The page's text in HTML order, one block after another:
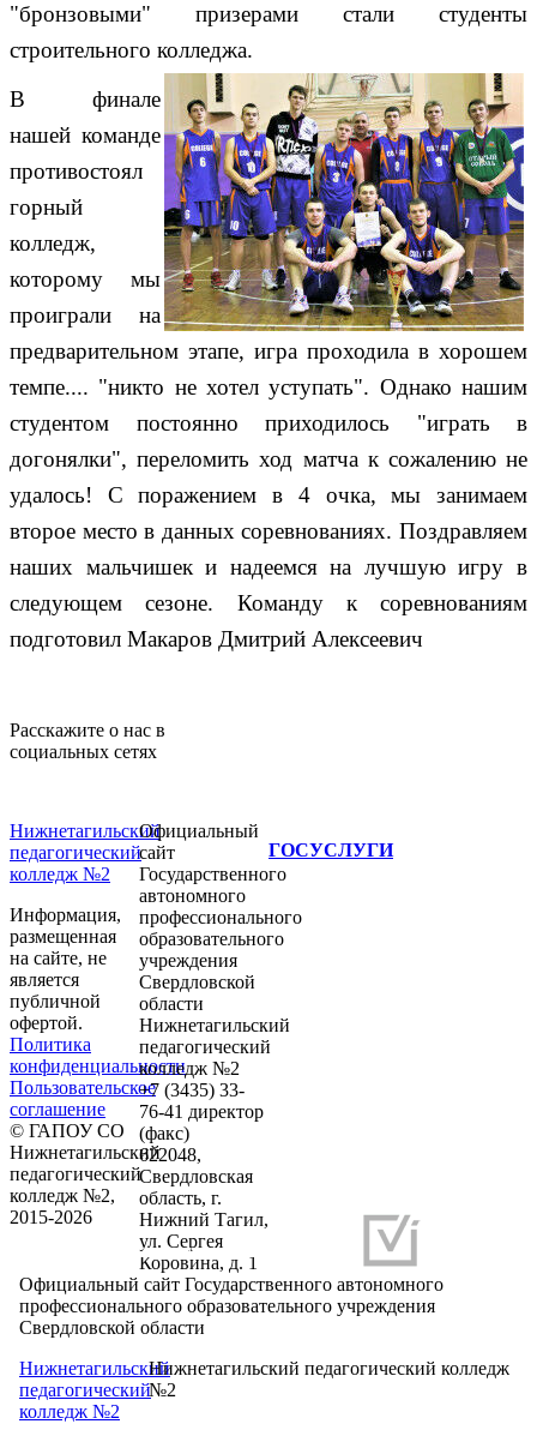
"бронзовыми" призерами стали студенты
строительного колледжа.
В финале
нашей команде
противостоял
горный
колледж,
которому мы
проиграли на
предварительном этапе, игра проходила в хорошем
темпе.... "никто не хотел уступать". Однако нашим
студентом постоянно приходилось "играть в
догонялки", переломить ход матча к сожалению не
удалось! С поражением в 4 очка, мы занимаем
второе место в данных соревнованиях. Поздравляем
наших мальчишек и надеемся на лучшую игру в
следующем сезоне. Команду к соревнованиям
подготовил Макаров Дмитрий Алексеевич
Расскажите о нас в
социальных сетях
Нижнетагильский
педагогический
колледж №2
Информация,
размещенная
на сайте, не
является
публичной
офертой.
Политика
конфиденциальности
Пользовательское
соглашение
© ГАПОУ СО
Нижнетагильский
педагогический
колледж №2,
2015-2026
Официальный
сайт
Государственного
автономного
профессионального
образовательного
учреждения
Свердловской
области
Нижнетагильский
педагогический
колледж №2
+7 (3435) 33-
76-41 директор
(факс)
622048,
Свердловская
область, г.
Нижний Тагил,
ул. Сергея
Коровина, д. 1
ГОСУСЛУГИ
Разработка и продвижение сайтов
Официальный сайт Государственного автономного
профессионального образовательного учреждения
Свердловской области
Нижнетагильский
педагогический
колледж №2
Нижнетагильский педагогический колледж
№2